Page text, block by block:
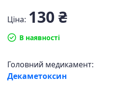
Ціна: 130 ₴
В наявності
Головний медикамент:
Декаметоксин